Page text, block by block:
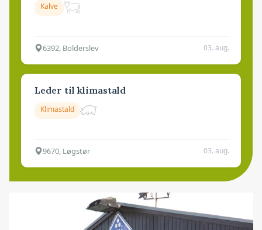
Kalve
6392, Bolderslev 03. aug.
Leder til klimastald
Klimastald
9670, Løgstør 03. aug.